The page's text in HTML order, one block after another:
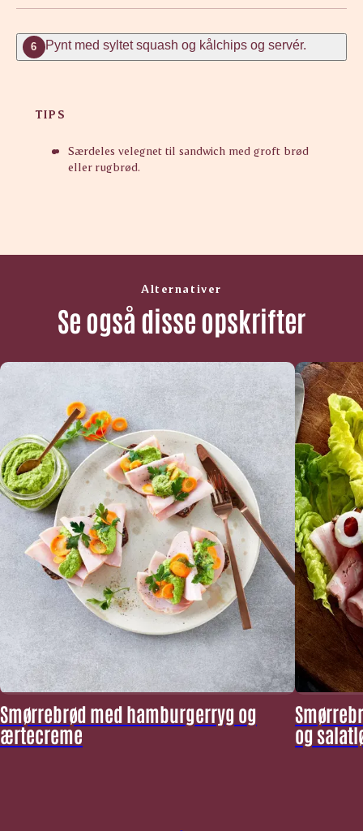
6 Pynt med syltet squash og kålchips og servér.
TIPS
Særdeles velegnet til sandwich med groft brød
eller rugbrød.
Alternativer
Se også disse opskrifter
Smørrebrød med hamburgerryg og
ærtecreme
og